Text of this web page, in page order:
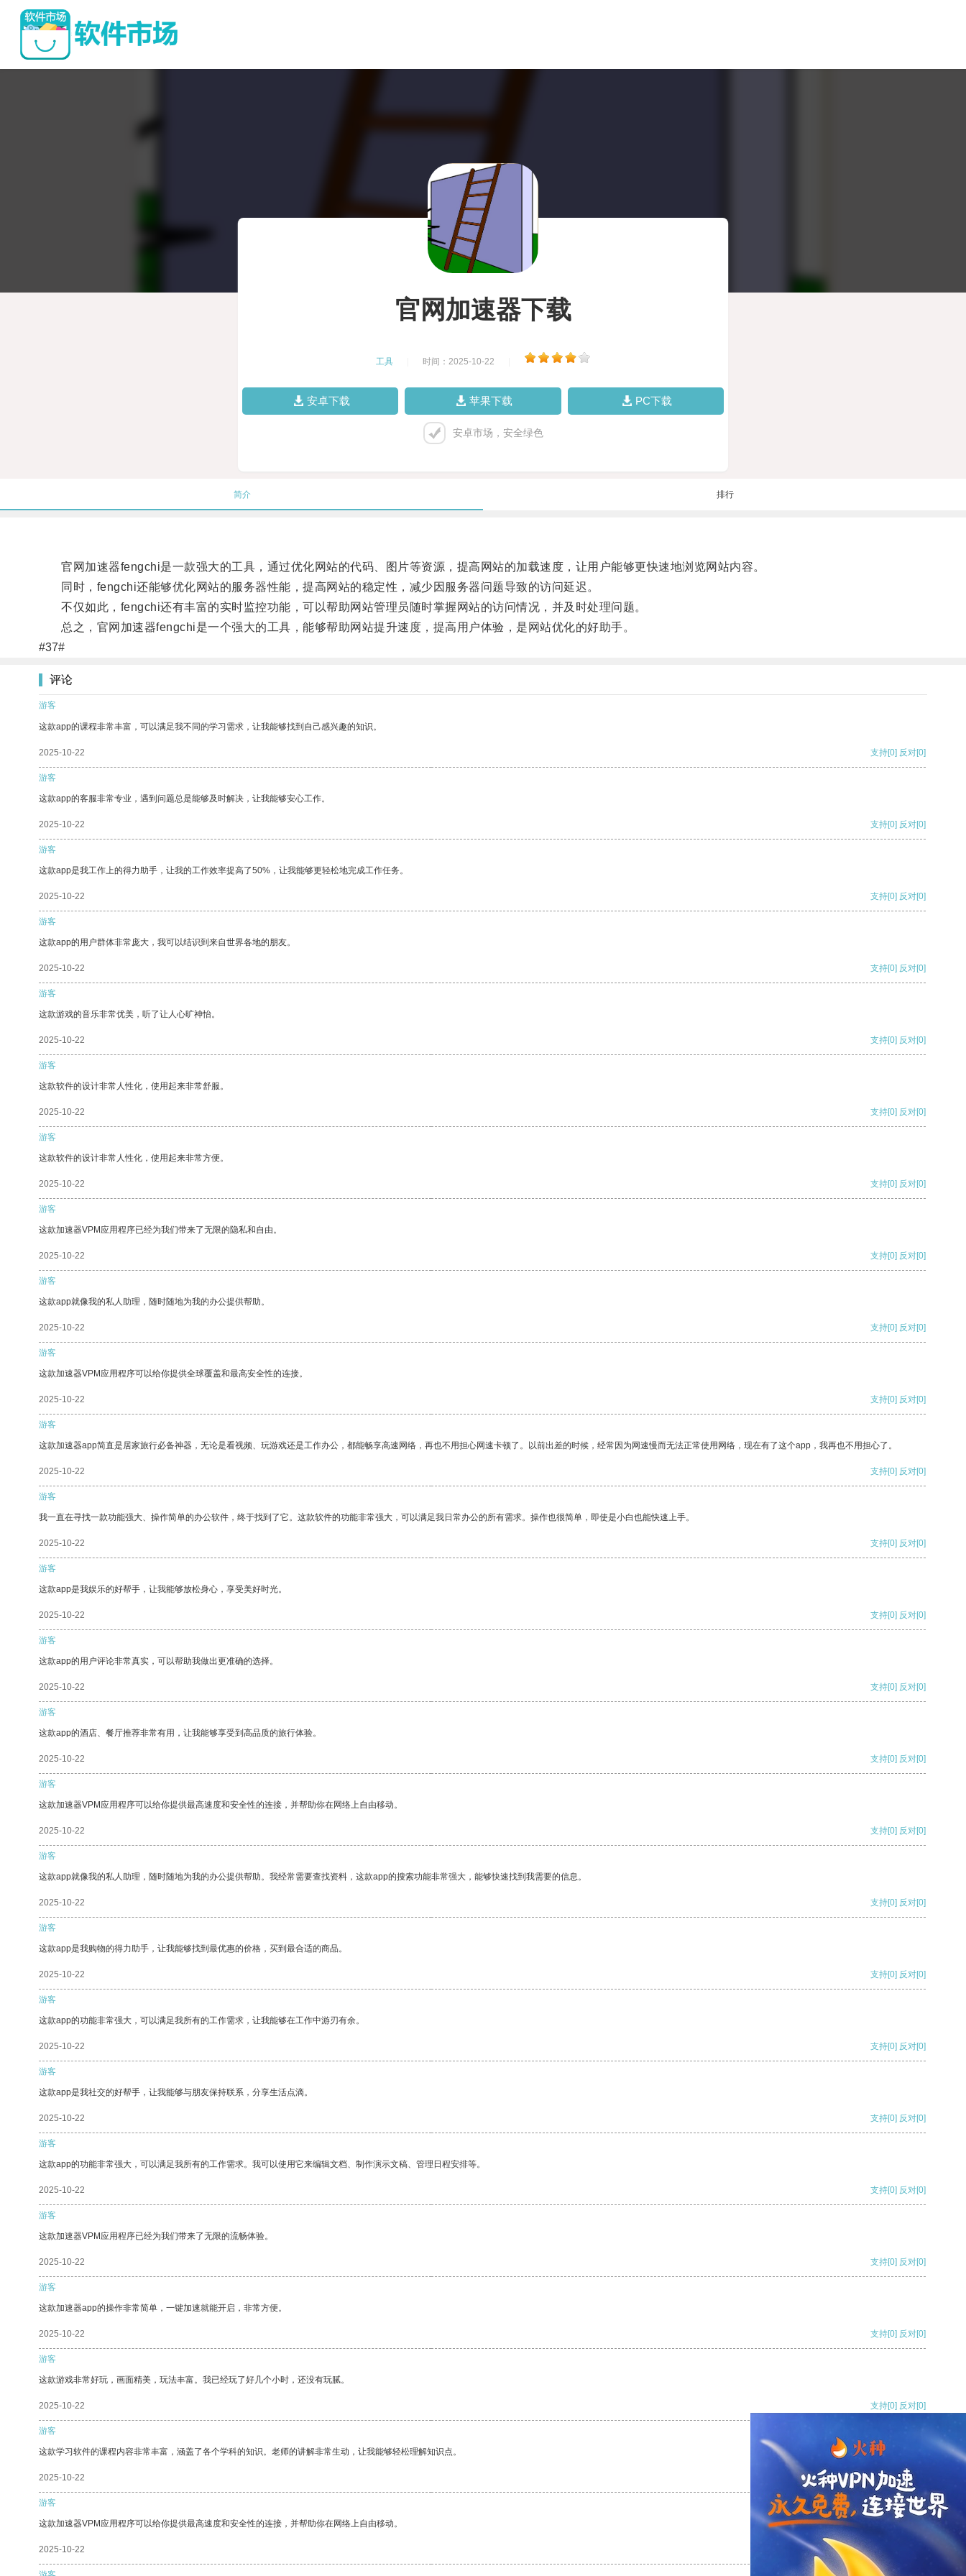
官网加速器下载
工具 时间：2025-10-22
安卓下载 苹果下载 PC下载
安卓市场，安全绿色
简介 排行
官网加速器fengchi是一款强大的工具，通过优化网站的代码、图片等资源，提高网站的加载速度，让用户能够更快速地浏览网站内容。
同时，fengchi还能够优化网站的服务器性能，提高网站的稳定性，减少因服务器问题导致的访问延迟。
不仅如此，fengchi还有丰富的实时监控功能，可以帮助网站管理员随时掌握网站的访问情况，并及时处理问题。
总之，官网加速器fengchi是一个强大的工具，能够帮助网站提升速度，提高用户体验，是网站优化的好助手。
#37#
评论
游客
这款app的课程非常丰富，可以满足我不同的学习需求，让我能够找到自己感兴趣的知识。
2025-10-22 支持[0] 反对[0]
游客
这款app的客服非常专业，遇到问题总是能够及时解决，让我能够安心工作。
2025-10-22 支持[0] 反对[0]
游客
这款app是我工作上的得力助手，让我的工作效率提高了50%，让我能够更轻松地完成工作任务。
2025-10-22 支持[0] 反对[0]
游客
这款app的用户群体非常庞大，我可以结识到来自世界各地的朋友。
2025-10-22 支持[0] 反对[0]
游客
这款游戏的音乐非常优美，听了让人心旷神怡。
2025-10-22 支持[0] 反对[0]
游客
这款软件的设计非常人性化，使用起来非常舒服。
2025-10-22 支持[0] 反对[0]
游客
这款软件的设计非常人性化，使用起来非常方便。
2025-10-22 支持[0] 反对[0]
游客
这款加速器VPM应用程序已经为我们带来了无限的隐私和自由。
2025-10-22 支持[0] 反对[0]
游客
这款app就像我的私人助理，随时随地为我的办公提供帮助。
2025-10-22 支持[0] 反对[0]
游客
这款加速器VPM应用程序可以给你提供全球覆盖和最高安全性的连接。
2025-10-22 支持[0] 反对[0]
游客
这款加速器app简直是居家旅行必备神器，无论是看视频、玩游戏还是工作办公，都能畅享高速网络，再也不用担心网速卡顿了。以前出差的时候，经常因为网速慢而无法正常使用网络，现在有了这个app，我再也不用担心了。
2025-10-22 支持[0] 反对[0]
游客
我一直在寻找一款功能强大、操作简单的办公软件，终于找到了它。这款软件的功能非常强大，可以满足我日常办公的所有需求。操作也很简单，即使是小白也能快速上手。
2025-10-22 支持[0] 反对[0]
游客
这款app是我娱乐的好帮手，让我能够放松身心，享受美好时光。
2025-10-22 支持[0] 反对[0]
游客
这款app的用户评论非常真实，可以帮助我做出更准确的选择。
2025-10-22 支持[0] 反对[0]
游客
这款app的酒店、餐厅推荐非常有用，让我能够享受到高品质的旅行体验。
2025-10-22 支持[0] 反对[0]
游客
这款加速器VPM应用程序可以给你提供最高速度和安全性的连接，并帮助你在网络上自由移动。
2025-10-22 支持[0] 反对[0]
游客
这款app就像我的私人助理，随时随地为我的办公提供帮助。我经常需要查找资料，这款app的搜索功能非常强大，能够快速找到我需要的信息。
2025-10-22 支持[0] 反对[0]
游客
这款app是我购物的得力助手，让我能够找到最优惠的价格，买到最合适的商品。
2025-10-22 支持[0] 反对[0]
游客
这款app的功能非常强大，可以满足我所有的工作需求，让我能够在工作中游刃有余。
2025-10-22 支持[0] 反对[0]
游客
这款app是我社交的好帮手，让我能够与朋友保持联系，分享生活点滴。
2025-10-22 支持[0] 反对[0]
游客
这款app的功能非常强大，可以满足我所有的工作需求。我可以使用它来编辑文档、制作演示文稿、管理日程安排等。
2025-10-22 支持[0] 反对[0]
游客
这款加速器VPM应用程序已经为我们带来了无限的流畅体验。
2025-10-22 支持[0] 反对[0]
游客
这款加速器app的操作非常简单，一键加速就能开启，非常方便。
2025-10-22 支持[0] 反对[0]
游客
这款游戏非常好玩，画面精美，玩法丰富。我已经玩了好几个小时，还没有玩腻。
2025-10-22 支持[0] 反对[0]
游客
这款学习软件的课程内容非常丰富，涵盖了各个学科的知识。老师的讲解非常生动，让我能够轻松理解知识点。
2025-10-22 支持[0] 反对
游客
这款加速器VPM应用程序可以给你提供最高速度和安全性的连接，并帮助你在网络上自由移动。
2025-10-22 支持